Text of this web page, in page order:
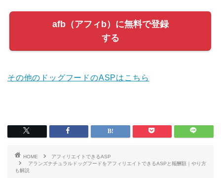
afb（アフィb）に無料で登録
する
その他のドッグフードのASPはこちら
HOME
アフィリエイトできるASP
アランズナチュラルドッグフードをアフィリエイトできるASPと報酬額｜やり方
も解説